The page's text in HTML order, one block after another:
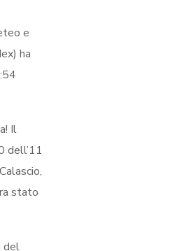
e
ha
Il
dell’11
stato
del